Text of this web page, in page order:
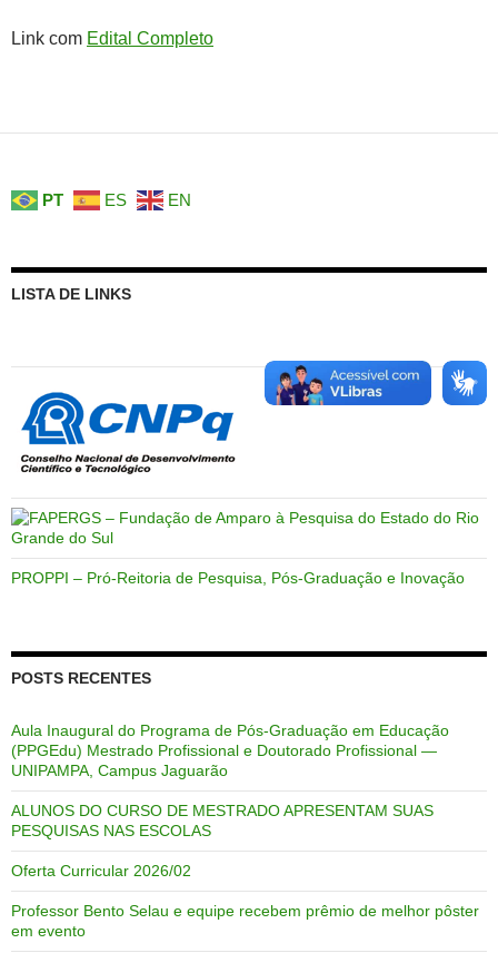
Link com Edital Completo
PT ES EN
LISTA DE LINKS
PROPPI – Pró-Reitoria de Pesquisa, Pós-Graduação e Inovação
POSTS RECENTES
Aula Inaugural do Programa de Pós-Graduação em Educação
(PPGEdu) Mestrado Profissional e Doutorado Profissional —
UNIPAMPA, Campus Jaguarão
ALUNOS DO CURSO DE MESTRADO APRESENTAM SUAS
PESQUISAS NAS ESCOLAS
Oferta Curricular 2026/02
Professor Bento Selau e equipe recebem prêmio de melhor pôster
em evento